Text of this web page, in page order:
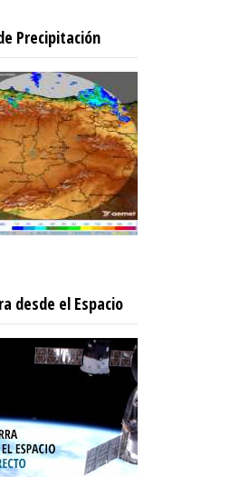
Precipitación
desde el Espacio